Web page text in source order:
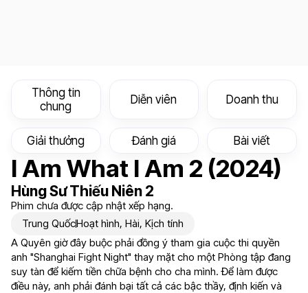
Thông tin
chung
Diễn viên Doanh thu
Giải thưởng Đánh giá Bài viết
I Am What I Am 2 (2024)
Hùng Sư Thiếu Niên 2
Phim chưa được cập nhật xếp hạng.
Trung QuốcHoạt hình, Hài, Kịch tính
A Quyên giờ đây buộc phải đồng ý tham gia cuộc thi quyền
anh "Shanghai Fight Night" thay mặt cho một Phòng tập đang
suy tàn để kiếm tiền chữa bệnh cho cha mình. Để làm được
điều này, anh phải đánh bại tất cả các bậc thầy, định kiến ​​và